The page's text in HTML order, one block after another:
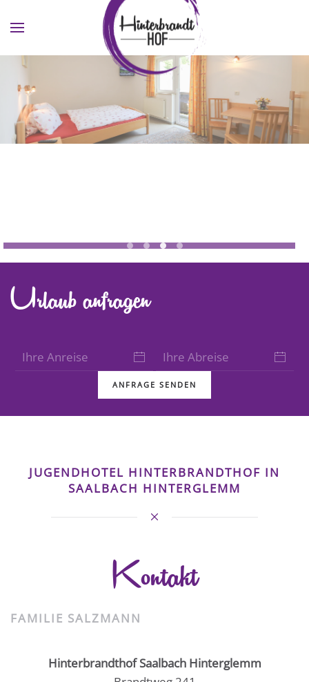
Skip to main content
Jugendhotel Saalbach Zimmer 1
Jugendhotel Saalbach
Urlaub anfragen
ANFRAGE SENDEN
JUGENDHOTEL HINTERBRANDTHOF IN
SAALBACH HINTERGLEMM
Kontakt
FAMILIE SALZMANN
Hinterbrandthof Saalbach Hinterglemm